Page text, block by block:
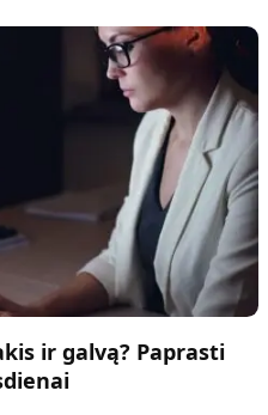
ir galvą? Paprasti